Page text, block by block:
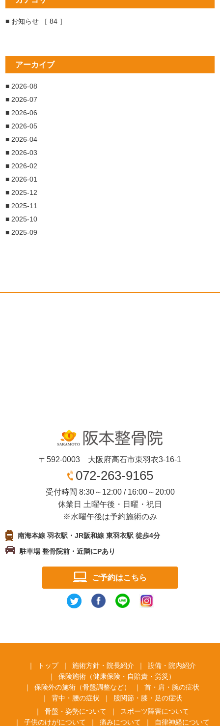
■ お知らせ ［ 84 ］
アーカイブ
■ 2026-08
■ 2026-07
■ 2026-06
■ 2026-05
■ 2026-04
■ 2026-03
■ 2026-02
■ 2026-01
■ 2025-12
■ 2025-11
■ 2025-10
■ 2025-09
〒592-0003 大阪府高石市東羽衣3-16-1
072-263-9165
受付時間 8:30～12:00 / 16:00～20:00
休業日 土曜午後・日曜・祝日
※水曜午後は予約施術のみ
南海本線 羽衣駅・JR阪和線 東羽衣駅 徒歩4分
駐車場 整骨院前・近隣にPあり
ご予約はこちら
トップ 施術方針・院長紹介
設備・院内紹介
保険施術（健康保険・自賠責・労災）
保険外の施術（骨盤調整など）
首・肩・腕の症状
背中・腰の症状
股関節・膝・足の症状
骨盤・姿勢について
スポーツ障害について
子供のけがについて
痛みについて 自律神経について